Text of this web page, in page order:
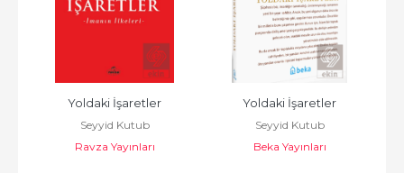
Yoldaki İşaretler
Seyyid Kutub
Ravza Yayınları
Yoldaki İşaretler
Seyyid Kutub
Beka Yayınları